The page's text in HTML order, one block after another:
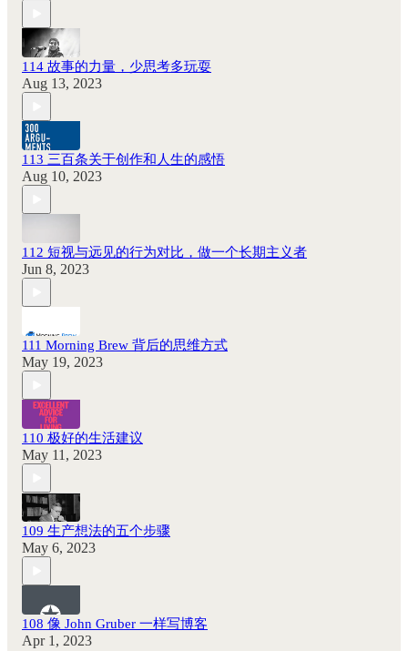
114 故事的力量，少思考多玩耍
Aug 13, 2023
113 三百条关于创作和人生的感悟
Aug 10, 2023
112 短视与远见的行为对比，做一个长期主义者
Jun 8, 2023
111 Morning Brew 背后的思维方式
May 19, 2023
110 极好的生活建议
May 11, 2023
109 生产想法的五个步骤
May 6, 2023
108 像 John Gruber 一样写博客
Apr 1, 2023